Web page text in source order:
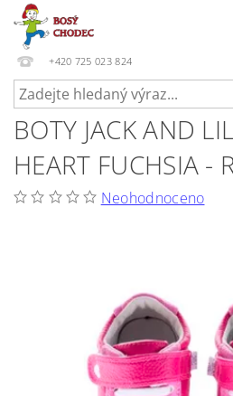
+420 725 023 824
BOTY JACK AND
HEART FUCHSIA -
Neohodnoceno